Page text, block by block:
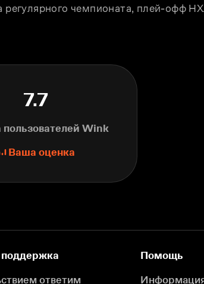
регулярного чемпионата, плей-офф
7.7
Wink
Ваша оценка
поддержка
ответим
Помощь